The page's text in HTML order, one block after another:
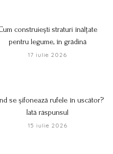
construiești straturi înălțate
pentru legume, în grădină
17 iulie 2026
se șifonează rufele în uscător?
Iată răspunsul
15 iulie 2026